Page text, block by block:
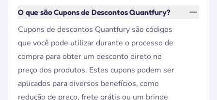
O que são Cupons de Descontos Quantfury?
Cupons de descontos Quantfury são códigos
que você pode utilizar durante o processo de
compra para obter um desconto direto no
preço dos produtos. Estes cupons podem ser
aplicados para diversos benefícios, como
redução de preço, frete grátis ou um brinde